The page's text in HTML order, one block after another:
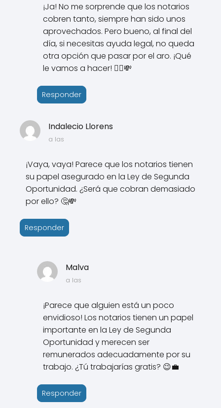
¡Ja! No me sorprende que los notarios
cobren tanto, siempre han sido unos
aprovechados. Pero bueno, al final del
día, si necesitas ayuda legal, no queda
otra opción que pasar por el aro. ¡Qué
le vamos a hacer! 💁‍♀️💸
Responder
Indalecio Llorens
a las
¡Vaya, vaya! Parece que los notarios tienen
su papel asegurado en la Ley de Segunda
Oportunidad. ¿Será que cobran demasiado
por ello? 🤔💸
Responder
Malva
a las
¡Parece que alguien está un poco
envidioso! Los notarios tienen un papel
importante en la Ley de Segunda
Oportunidad y merecen ser
remunerados adecuadamente por su
trabajo. ¿Tú trabajarías gratis? 😉💼
Responder